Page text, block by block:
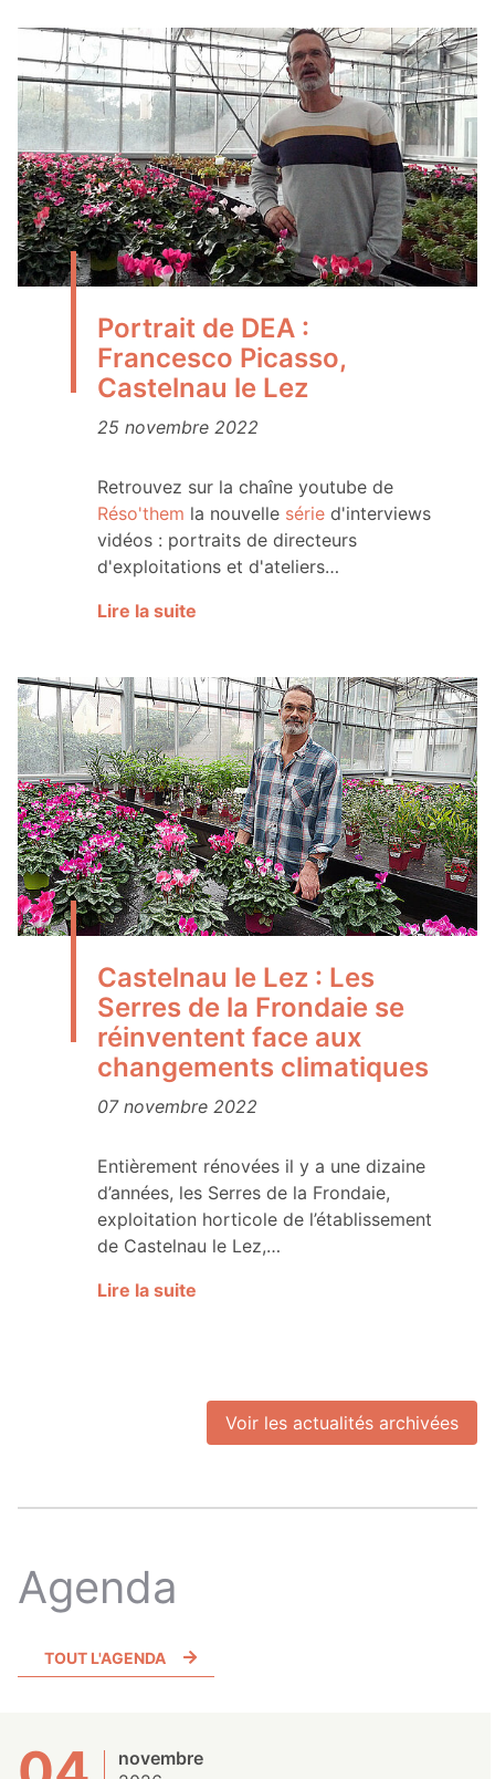
Portrait de DEA :
Francesco Picasso,
Castelnau le Lez
25 novembre 2022
Retrouvez sur la chaîne youtube de
Réso'them la nouvelle série d'interviews
vidéos : portraits de directeurs
d'exploitations et d'ateliers…
Lire la suite
Castelnau le Lez : Les
Serres de la Frondaie se
réinventent face aux
changements climatiques
07 novembre 2022
Entièrement rénovées il y a une dizaine
d’années, les Serres de la Frondaie,
exploitation horticole de l’établissement
de Castelnau le Lez,…
Lire la suite
Voir les actualités archivées
Agenda
TOUT L'AGENDA
novembre